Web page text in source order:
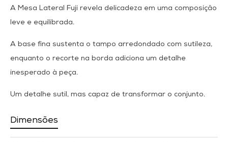
A Mesa Lateral Fuji revela delicadeza em uma composição
leve e equilibrada.
A base fina sustenta o tampo arredondado com sutileza,
enquanto o recorte na borda adiciona um detalhe
inesperado à peça.
Um detalhe sutil, mas capaz de transformar o conjunto.
Dimensões